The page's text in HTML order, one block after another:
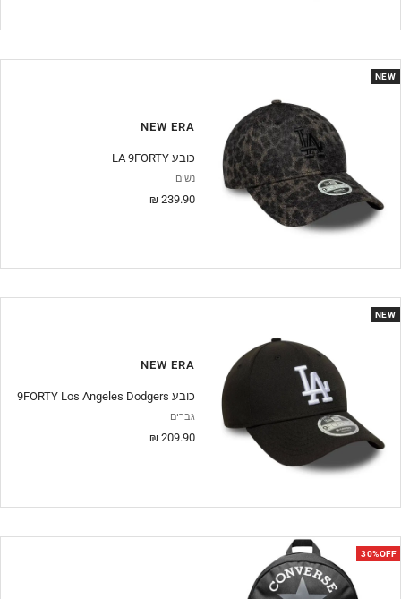
NEW
NEW ERA
LA 9FORTY כובע
נשים
מחיר
239.90 ₪
NEW
NEW ERA
9FORTY Los Angeles Dodgers כובע
גברים
מחיר
209.90 ₪
30%OFF